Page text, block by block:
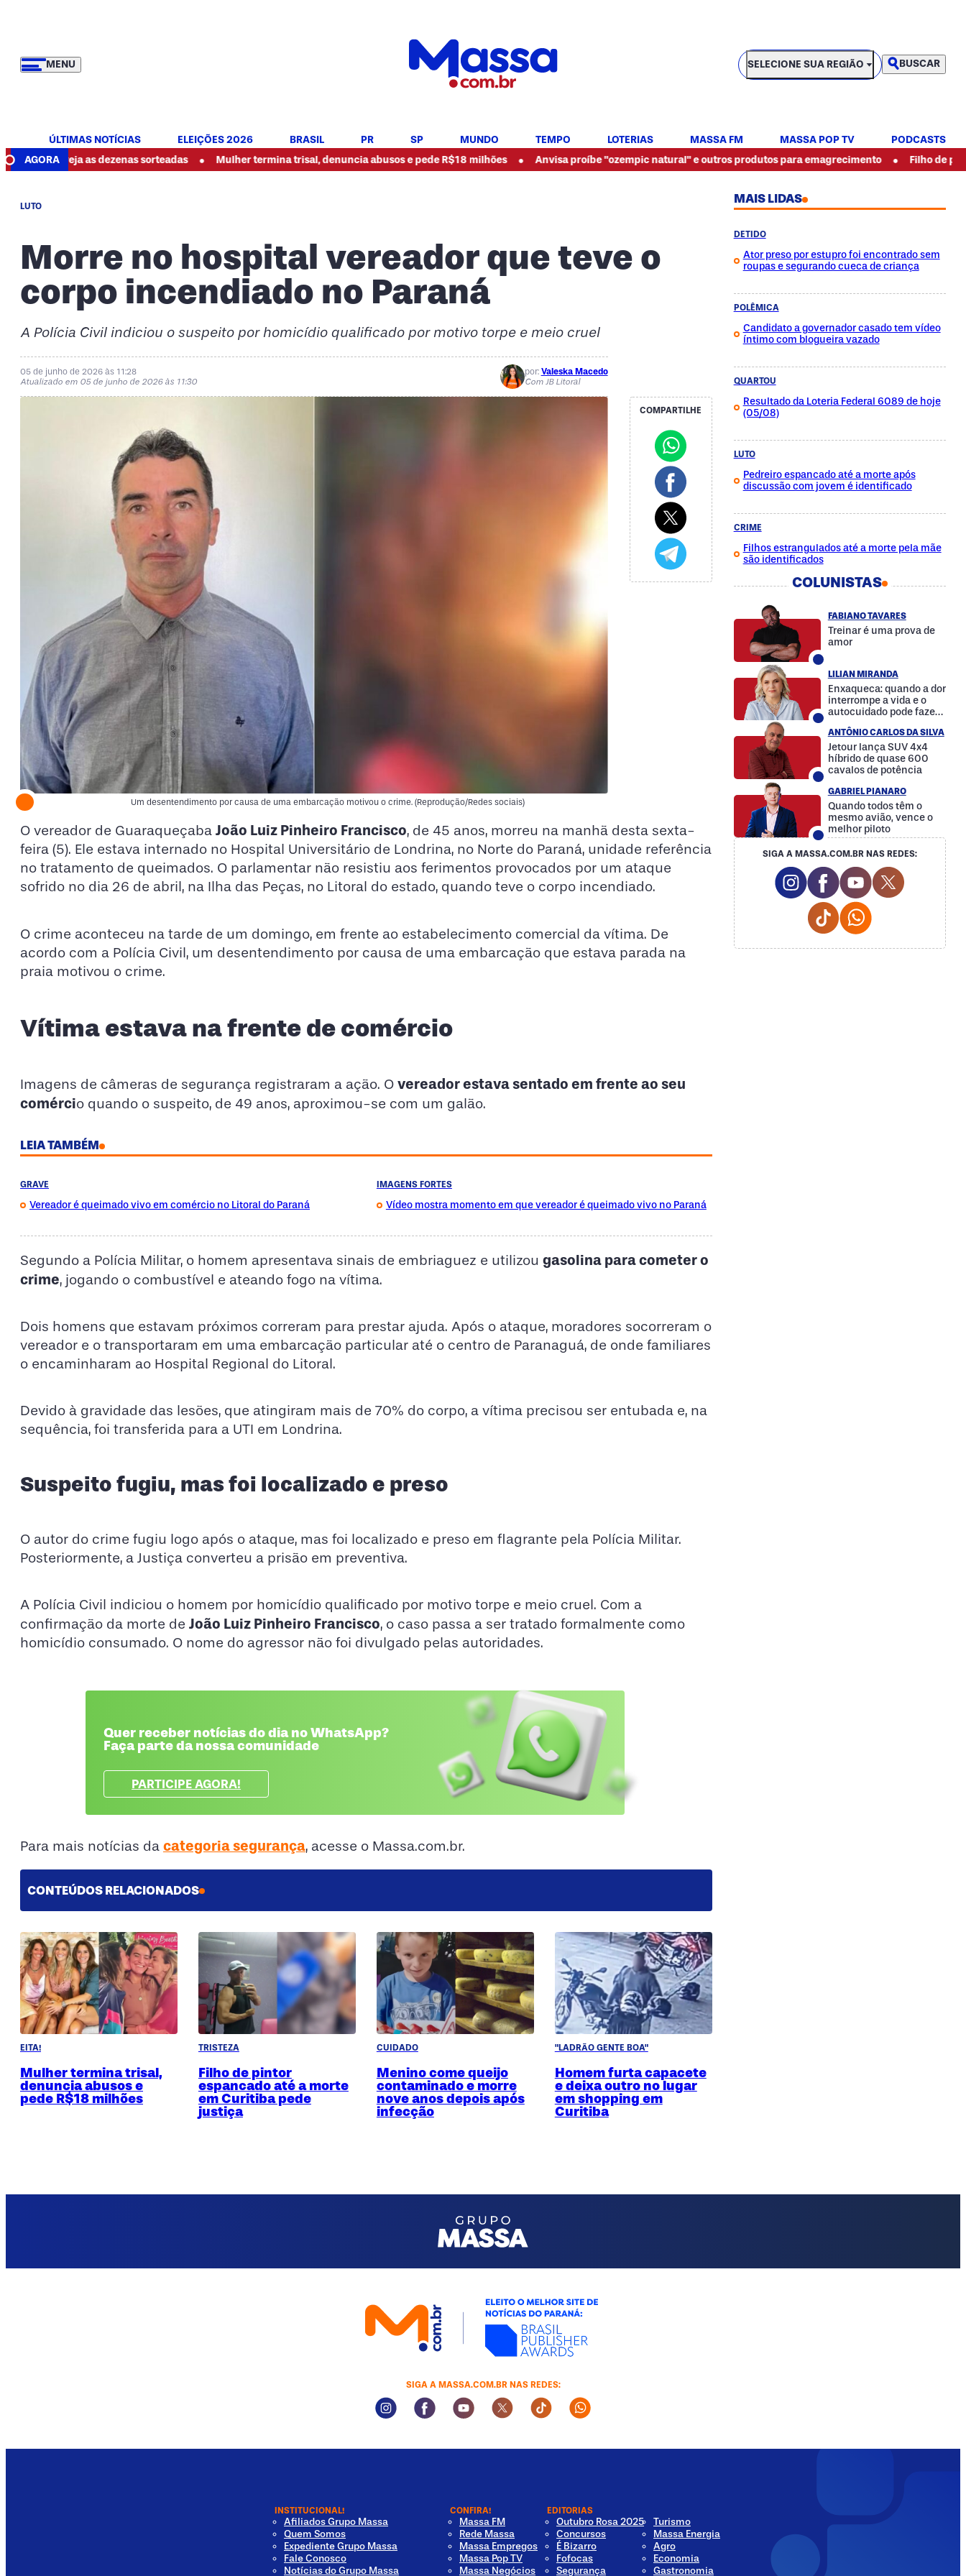
MENU
SELECIONE SUA REGIÃO
SELECIONE SUA REGIÃO BUSCAR
ÚLTIMAS NOTÍCIAS ELEIÇÕES 2026 BRASIL PR SP MUNDO TEMPO LOTERIAS MASSA FM MASSA POP TV
PODCASTS
AGORA
veja as dezenas sorteadas • Mulher termina trisal, denuncia abusos e pede R$18 milhões • Anvisa proíbe "ozempic natural" e outros produtos para emagrecimento • Filho de pintor
LUTO
Morre no hospital vereador que teve o
corpo incendiado no Paraná
A Polícia Civil indiciou o suspeito por homicídio qualificado por motivo torpe e meio cruel
05 de junho de 2026 às 11:28
Atualizado em 05 de junho de 2026 às 11:30
por: Valeska Macedo
Com JB Litoral
Um desentendimento por causa de uma embarcação motivou o crime. (Reprodução/Redes sociais)
COMPARTILHE
O vereador de Guaraqueçaba João Luiz Pinheiro Francisco, de 45 anos, morreu na manhã desta sexta-
feira (5). Ele estava internado no Hospital Universitário de Londrina, no Norte do Paraná, unidade referência
no tratamento de queimados. O parlamentar não resistiu aos ferimentos provocados por um ataque
sofrido no dia 26 de abril, na Ilha das Peças, no Litoral do estado, quando teve o corpo incendiado.
O crime aconteceu na tarde de um domingo, em frente ao estabelecimento comercial da vítima. De
acordo com a Polícia Civil, um desentendimento por causa de uma embarcação que estava parada na
praia motivou o crime.
Vítima estava na frente de comércio
Imagens de câmeras de segurança registraram a ação. O vereador estava sentado em frente ao seu
comércio quando o suspeito, de 49 anos, aproximou-se com um galão.
LEIA TAMBÉM
GRAVE
Vereador é queimado vivo em comércio no Litoral do Paraná
IMAGENS FORTES
Vídeo mostra momento em que vereador é queimado vivo no Paraná
Segundo a Polícia Militar, o homem apresentava sinais de embriaguez e utilizou gasolina para cometer o
crime, jogando o combustível e ateando fogo na vítima.
Dois homens que estavam próximos correram para prestar ajuda. Após o ataque, moradores socorreram o
vereador e o transportaram em uma embarcação particular até o centro de Paranaguá, de onde familiares
o encaminharam ao Hospital Regional do Litoral.
Devido à gravidade das lesões, que atingiram mais de 70% do corpo, a vítima precisou ser entubada e, na
sequência, foi transferida para a UTI em Londrina.
Suspeito fugiu, mas foi localizado e preso
O autor do crime fugiu logo após o ataque, mas foi localizado e preso em flagrante pela Polícia Militar.
Posteriormente, a Justiça converteu a prisão em preventiva.
A Polícia Civil indiciou o homem por homicídio qualificado por motivo torpe e meio cruel. Com a
confirmação da morte de João Luiz Pinheiro Francisco, o caso passa a ser tratado formalmente como
homicídio consumado. O nome do agressor não foi divulgado pelas autoridades.
Quer receber notícias do dia no WhatsApp?
Faça parte da nossa comunidade
PARTICIPE AGORA!
Para mais notícias da categoria segurança, acesse o Massa.com.br.
CONTEÚDOS RELACIONADOS
EITA!
Mulher termina trisal,
denuncia abusos e
pede R$18 milhões
TRISTEZA
Filho de pintor
espancado até a morte
em Curitiba pede
justiça
CUIDADO
Menino come queijo
contaminado e morre
nove anos depois após
infecção
"LADRÃO GENTE BOA"
Homem furta capacete
e deixa outro no lugar
em shopping em
Curitiba
MAIS LIDAS
DETIDO
Ator preso por estupro foi encontrado sem
roupas e segurando cueca de criança
POLÊMICA
Candidato a governador casado tem vídeo
íntimo com blogueira vazado
QUARTOU
Resultado da Loteria Federal 6089 de hoje
(05/08)
LUTO
Pedreiro espancado até a morte após
discussão com jovem é identificado
CRIME
Filhos estrangulados até a morte pela mãe
são identificados
COLUNISTAS
FABIANO TAVARES
Treinar é uma prova de
amor
LILIAN MIRANDA
Enxaqueca: quando a dor
interrompe a vida e o
autocuidado pode fazer
ANTÔNIO CARLOS DA SILVA
Jetour lança SUV 4x4
híbrido de quase 600
cavalos de potência
GABRIEL PIANARO
Quando todos têm o
mesmo avião, vence o
melhor piloto
SIGA A MASSA.COM.BR NAS REDES:
Instagram Social Media
Facebook Social Media
Youtube Social
Twitter
Tiktok Social Media
Whatsapp
SIGA A MASSA.COM.BR NAS REDES:
Instagram Social Media
Facebook Social Media
Youtube Social Media
Twitter Social Media
Tiktok Social Media
Whatsapp Social Media
INSTITUCIONAL!
Afiliados Grupo Massa
Quem Somos
Expediente Grupo Massa
Fale Conosco
Notícias do Grupo Massa
CONFIRA!
Massa FM
Rede Massa
Massa Empregos
Massa Pop TV
Massa Negócios
EDITORIAS
Outubro Rosa 2025
Concursos
É Bizarro
Fofocas
Segurança
Turismo
Massa Energia
Agro
Economia
Gastronomia